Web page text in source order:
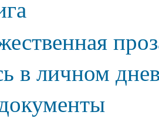
в личном